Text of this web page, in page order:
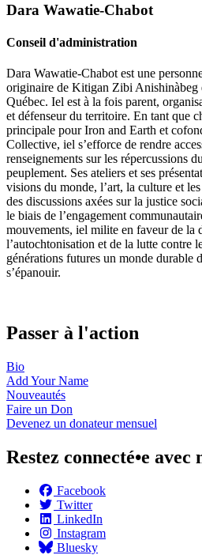
Dara Wawatie-Chabot
Conseil d'administration
Dara Wawatie-Chabot est une
originaire de Kitigan Zibi Anishinàbeg
Québec. Iel est à la fois parent,
et défenseur du territoire. En tant que
principale pour Iron and Earth et
Collective, iel s’efforce de rendre
renseignements sur les répercussions
peuplement. Ses ateliers et ses
visions du monde, l’art, la culture et
des discussions axées sur la justice
le biais de l’engagement
mouvements, iel milite en faveur de la
l’autochtonisation et de la lutte contre
générations futures un monde durable
s’épanouir.
Passer à l'action
Bio
Add YourName
Nouveautés
Faire un Don
Devenez un donateurmensuel
Restez connecté•e avec
Facebook
Twitter
LinkedIn
Instagram
Bluesky